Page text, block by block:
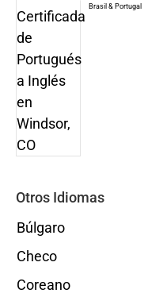
Brasil & Portugal
Otros Idiomas
Búlgaro
Checo
Coreano